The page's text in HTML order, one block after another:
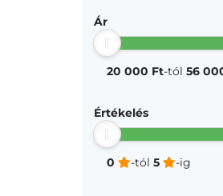
Ár
20 000 Ft-tól 56
Értékelés
0 -tól 5 -ig